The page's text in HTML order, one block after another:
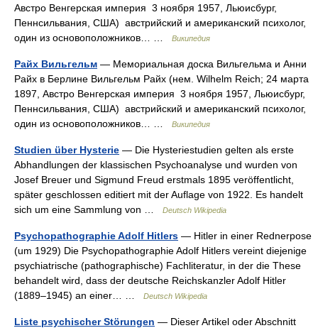
Австро Венгерская империя 3 ноября 1957, Льюисбург,
Пеннсильвания, США) австрийский и американский психолог,
один из основоположников… …
Википедия
Райх Вильгельм — Мемориальная доска Вильгельма и Анни
Райх в Берлине Вильгельм Райх (нем. Wilhelm Reich; 24 марта
1897, Австро Венгерская империя 3 ноября 1957, Льюисбург,
Пеннсильвания, США) австрийский и американский психолог,
один из основоположников… …
Википедия
Studien über Hysterie — Die Hysteriestudien gelten als erste
Abhandlungen der klassischen Psychoanalyse und wurden von
Josef Breuer und Sigmund Freud erstmals 1895 veröffentlicht,
später geschlossen editiert mit der Auflage von 1922. Es handelt
sich um eine Sammlung von …
Deutsch Wikipedia
Psychopathographie Adolf Hitlers — Hitler in einer Rednerpose
(um 1929) Die Psychopathographie Adolf Hitlers vereint diejenige
psychiatrische (pathographische) Fachliteratur, in der die These
behandelt wird, dass der deutsche Reichskanzler Adolf Hitler
(1889–1945) an einer… …
Deutsch Wikipedia
Liste psychischer Störungen — Dieser Artikel oder Abschnitt